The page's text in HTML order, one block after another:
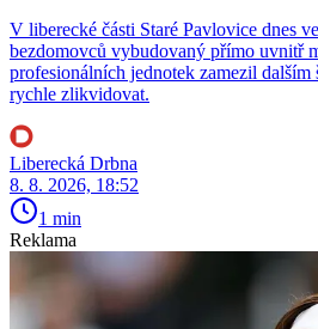
V liberecké části Staré Pavlovice dnes
bezdomovců vybudovaný přímo uvnitř
profesionálních jednotek zamezil dalším
rychle zlikvidovat.
Liberecká Drbna
8. 8. 2026, 18:52
1 min
Reklama